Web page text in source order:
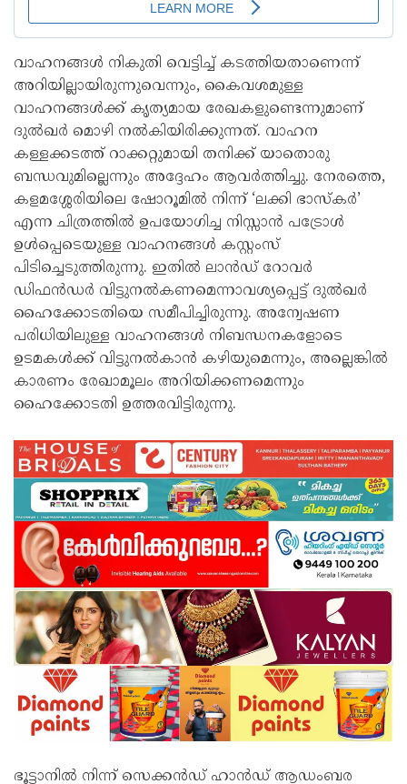
വാഹനങ്ങൾ നികുതി വെട്ടിച്ച് കടത്തിയതാണെന്ന്
അറിയില്ലായിരുന്നുവെന്നും, കൈവശമുള്ള
വാഹനങ്ങൾക്ക് കൃത്യമായ രേഖകളുണ്ടെന്നുമാണ്
ദുൽഖർ മൊഴി നൽകിയിരിക്കുന്നത്. വാഹന
കള്ളക്കടത്ത് റാക്കറ്റുമായി തനിക്ക് യാതൊരു
ബന്ധവുമില്ലെന്നും അദ്ദേഹം ആവർത്തിച്ചു. നേരത്തെ,
കളമശ്ശേരിയിലെ ഷോറൂമിൽ നിന്ന് ‘ലക്കി ഭാസ്കർ’
എന്ന ചിത്രത്തിൽ ഉപയോഗിച്ച നിസ്സാൻ പട്രോൾ
ഉൾപ്പെടെയുള്ള വാഹനങ്ങൾ കസ്റ്റംസ്
പിടിച്ചെടുത്തിരുന്നു. ഇതിൽ ലാൻഡ് റോവർ
ഡിഫൻഡർ വിട്ടുനൽകണമെന്നാവശ്യപ്പെട്ട് ദുൽഖർ
ഹൈക്കോടതിയെ സമീപിച്ചിരുന്നു. അന്വേഷണ
പരിധിയിലുള്ള വാഹനങ്ങൾ നിബന്ധനകളോടെ
ഉടമകൾക്ക് വിട്ടുനൽകാൻ കഴിയുമെന്നും, അല്ലെങ്കിൽ
കാരണം രേഖാമൂലം അറിയിക്കണമെന്നും
ഹൈക്കോടതി ഉത്തരവിട്ടിരുന്നു.
ഭൂട്ടാനിൽ നിന്ന് സെക്കൻഡ് ഹാൻഡ് ആഡംബര